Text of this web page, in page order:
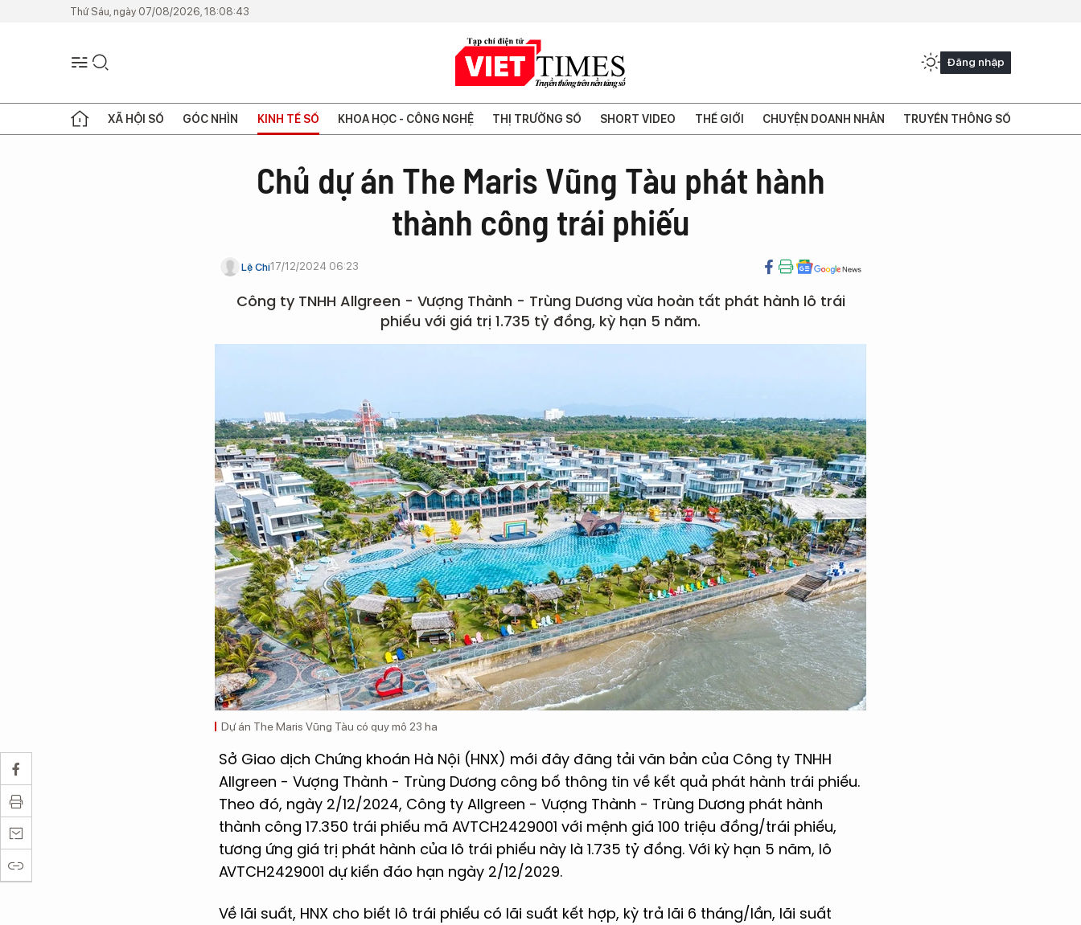
Thứ Sáu, ngày 07/08/2026, 18:08:43
Đăng nhập
XÃ HỘI SỐ GÓC NHÌN KINH TẾ SỐ KHOA HỌC - CÔNG NGHỆ THỊ TRƯỜNG SỐ SHORT VIDEO THẾ GIỚI CHUYỆN DOANH NHÂN TRUYỀN THÔNG SỐ
Chủ dự án The Maris Vũng Tàu phát hành
thành công trái phiếu
Lệ Chi17/12/2024 06:23
Công ty TNHH Allgreen - Vượng Thành - Trùng Dương vừa hoàn tất phát hành lô trái
phiếu với giá trị 1.735 tỷ đồng, kỳ hạn 5 năm.
Dự án The Maris Vũng Tàu có quy mô 23 ha
Sở Giao dịch Chứng khoán Hà Nội (HNX) mới đây đăng tải văn bản của Công ty TNHH
Allgreen - Vượng Thành - Trùng Dương công bố thông tin về kết quả phát hành trái phiếu.
Theo đó, ngày 2/12/2024, Công ty Allgreen - Vượng Thành - Trùng Dương phát hành
thành công 17.350 trái phiếu mã AVTCH2429001 với mệnh giá 100 triệu đồng/trái phiếu,
tương ứng giá trị phát hành của lô trái phiếu này là 1.735 tỷ đồng. Với kỳ hạn 5 năm, lô
AVTCH2429001 dự kiến đáo hạn ngày 2/12/2029.
Về lãi suất, HNX cho biết lô trái phiếu có lãi suất kết hợp, kỳ trả lãi 6 tháng/lần, lãi suất